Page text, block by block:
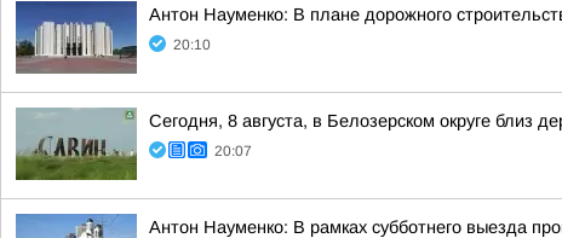
Антон Науменко: В плане дорожного
20:10
Сегодня, 8 августа, в Белозерском округе близ
20:07
Антон Науменко: В рамках субботнего выезда